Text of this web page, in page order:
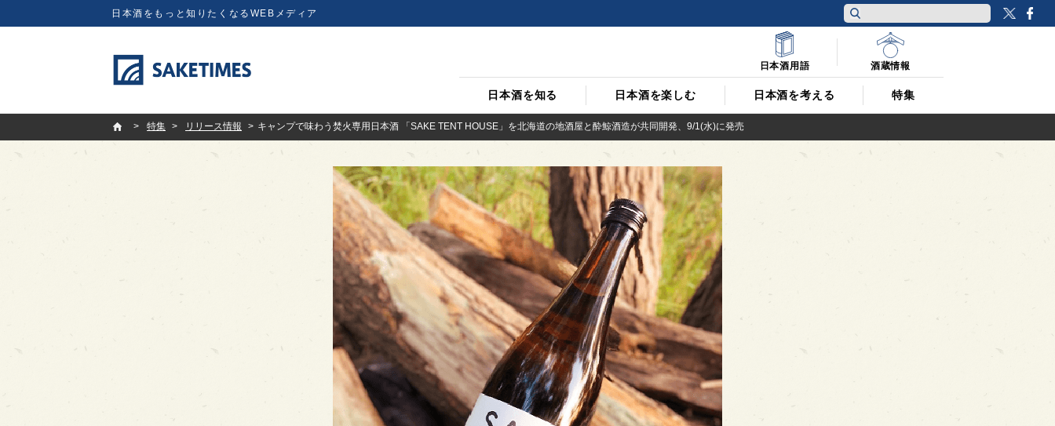
日本酒をもっと知りたくなるWEBメディア
日本酒を知る 日本酒を楽しむ 日本酒を考える 特集
日本酒用語 酒蔵情報
SAKETIMES
特集
リリース情報 キャンプで味わう焚火専用日本酒 「SAKE TENT HOUSE」を北海道の地酒屋と酔鯨酒造が共同開発、9/1(水)に発売